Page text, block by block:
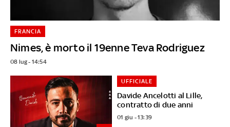
Nimes, è morto il 19enne Teva Rodriguez
FRANCIA
08 lug - 14:54
Davide Ancelotti al Lille,
contratto di due anni
UFFICIALE
01 giu - 13:39